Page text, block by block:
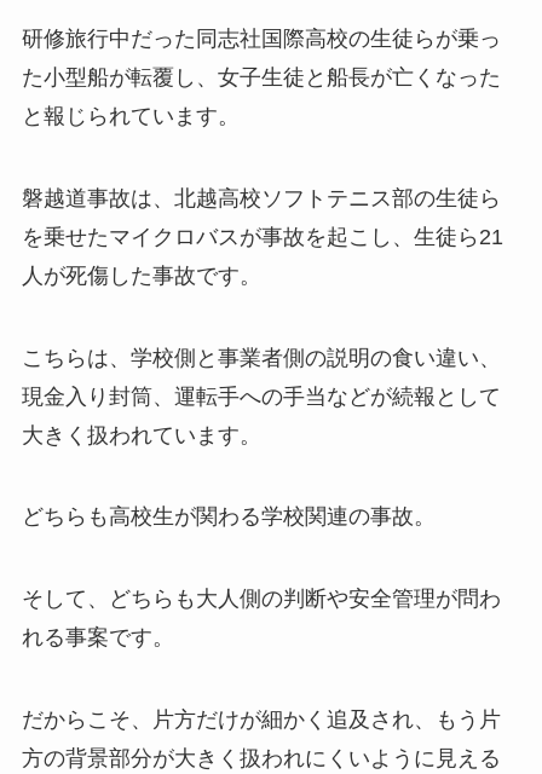
研修旅行中だった同志社国際高校の生徒らが乗っ
た小型船が転覆し、女子生徒と船長が亡くなった
と報じられています。
磐越道事故は、北越高校ソフトテニス部の生徒ら
を乗せたマイクロバスが事故を起こし、生徒ら21
人が死傷した事故です。
こちらは、学校側と事業者側の説明の食い違い、
現金入り封筒、運転手への手当などが続報として
大きく扱われています。
どちらも高校生が関わる学校関連の事故。
そして、どちらも大人側の判断や安全管理が問わ
れる事案です。
だからこそ、片方だけが細かく追及され、もう片
方の背景部分が大きく扱われにくいように見える